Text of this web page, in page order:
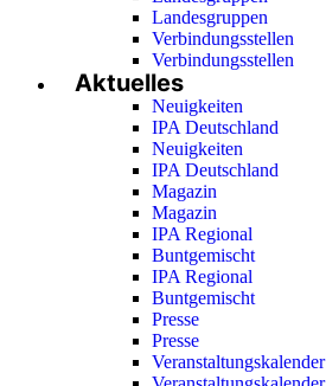
Landesgruppen
Verbindungsstellen
Verbindungsstellen
Aktuelles
Neuigkeiten
IPA Deutschland
Neuigkeiten
IPA Deutschland
Magazin
Magazin
IPA Regional
Buntgemischt
IPA Regional
Buntgemischt
Presse
Presse
Veranstaltungskalender